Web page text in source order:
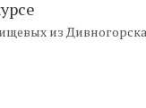
из Дивногорска